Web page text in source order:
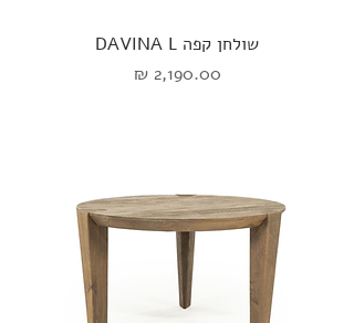
שולחן קפה DAVINA L
מחיר